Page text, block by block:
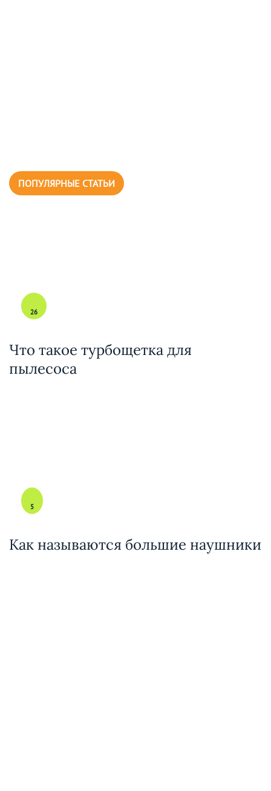
ПОПУЛЯРНЫЕ СТАТЬИ
26
Что такое турбощетка для
пылесоса
5
Как называются большие наушники